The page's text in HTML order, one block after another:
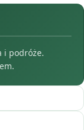
i podróże.